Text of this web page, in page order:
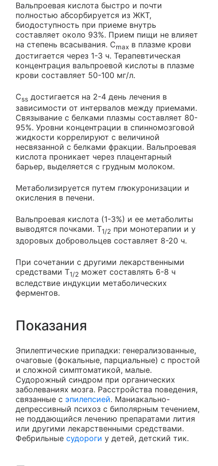
Вальпроевая кислота быстро и почти
полностью абсорбируется из ЖКТ,
биодоступность при приеме внутрь
составляет около 93%. Прием пищи не влияет
на степень всасывания. Cmax в плазме крови
достигается через 1-3 ч. Терапевтическая
концентрация вальпроевой кислоты в плазме
крови составляет 50-100 мг/л.
Css достигается на 2-4 день лечения в
зависимости от интервалов между приемами.
Связывание с белками плазмы составляет 80-
95%. Уровни концентрации в спинномозговой
жидкости коррелируют с величиной
несвязанной с белками фракции. Вальпроевая
кислота проникает через плацентарный
барьер, выделяется с грудным молоком.
Метаболизируется путем глюкуронизации и
окисления в печени.
Вальпроевая кислота (1-3%) и ее метаболиты
выводятся почками. T1/2 при монотерапии и у
здоровых добровольцев составляет 8-20 ч.
При сочетании с другими лекарственными
средствами T1/2 может составлять 6-8 ч
вследствие индукции метаболических
ферментов.
Показания
Эпилептические припадки: генерализованные,
очаговые (фокальные, парциальные) с простой
и сложной симптоматикой, малые.
Судорожный синдром при органических
заболеваниях мозга. Расстройства поведения,
связанные с эпилепсией. Маниакально-
депрессивный психоз с биполярным течением,
не поддающийся лечению препаратами лития
или другими лекарственными средствами.
Фебрильные судороги у детей, детский тик.